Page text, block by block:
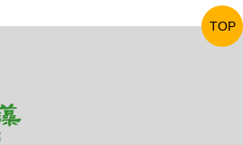
TOP